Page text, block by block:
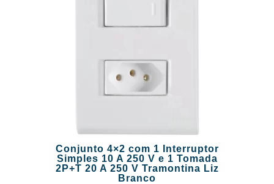
Conjunto 4×2 com 1 Interruptor
Simples 10 A 250 V e 1 Tomada
2P+T 20 A 250 V Tramontina Liz
Branco